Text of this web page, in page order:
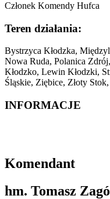
Członek Komendy Hufca
Teren działania:
Bystrzyca Kłodzka,
Nowa Ruda, Polanica
Kłodzko, Lewin Kłodzki,
Śląskie, Ziębice, Złoty
INFORMACJE
Komendant
hm. Tomasz